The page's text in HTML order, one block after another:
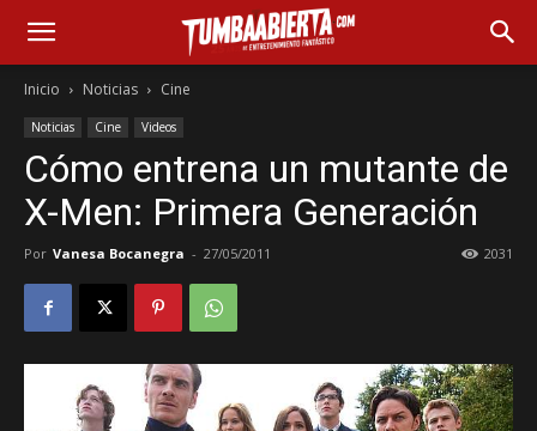
Inicio Noticias Cine
Noticias Cine Videos
Cómo entrena un mutante de
X-Men: Primera Generación
Por Vanesa Bocanegra - 27/05/2011 2031